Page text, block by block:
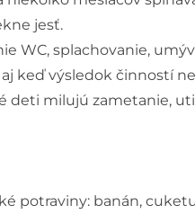
jesť.
WC, splachovanie,
keď výsledok činností
milujú zametanie,
potraviny: banán,